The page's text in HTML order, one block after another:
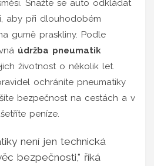
Snažte se auto odkládat
aby při dlouhodobém
gumě praskliny. Podle
údržba pneumatik
životnost o několik let.
ochráníte pneumatiky
bezpečnost na cestách a v
peníze.
není jen technická
bezpečnosti," říká